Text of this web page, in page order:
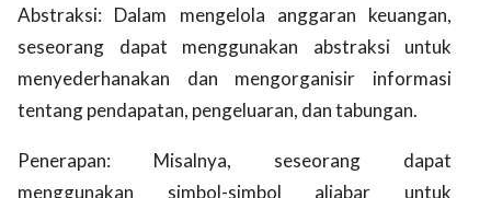
Abstraksi: Dalam mengelola anggaran keuangan,
seseorang dapat menggunakan abstraksi untuk
menyederhanakan dan mengorganisir informasi
tentang pendapatan, pengeluaran, dan tabungan.
Penerapan: Misalnya, seseorang dapat
menggunakan simbol-simbol aljabar untuk